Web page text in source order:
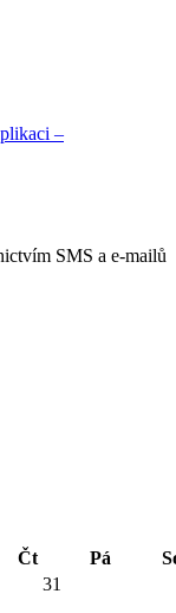
–
SMS a e-mailů
Čt Pá
31